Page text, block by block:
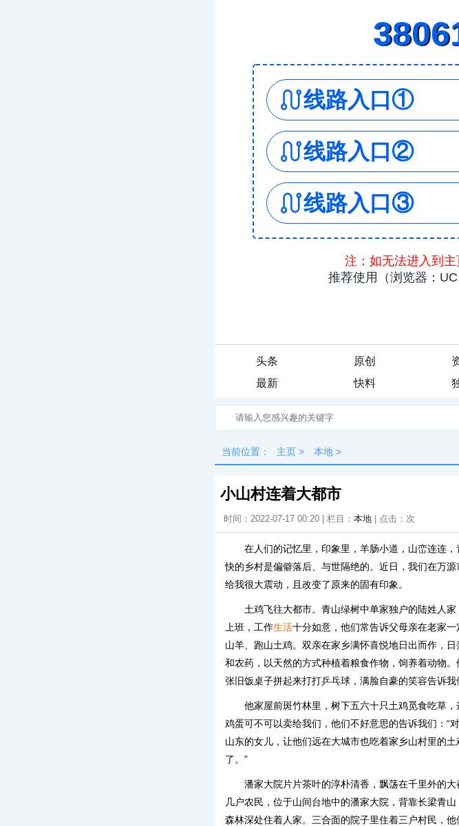
头条 原创
最新
快料
当前位置： 主页 > 本地 >
小山村连着大都市
时间：2022-07-17 00:20 | 栏目： 本地 | 点击： 次
在人们的记忆里，印象里，羊肠小道，山峦连连
快的乡村是偏僻落后、与世隔绝的。近日，我们在万
给我很大震动，且改变了原来的固有印象。
土鸡飞往大都市。青山绿树中单家独户的陆姓人
上班，工作生活十分如意，他们常告诉父母亲在老家
山羊、跑山土鸡。双亲在家乡满怀喜悦地日出而作，
和农药，以天然的方式种植着粮食作物，饲养着动物
张旧饭桌子拼起来打打乒乓球，满脸自豪的笑容告诉我
他家屋前斑竹林里，树下五六十只土鸡觅食吃草
鸡蛋可不可以卖给我们，他们不好意思的告诉我们：“
山东的女儿，让他们远在大城市也吃着家乡山村里的
了。”
潘家大院片片茶叶的淳朴清香，飘荡在千里外的
几户农民，位于山间台地中的潘家大院，背靠长梁青
森林深处住着人家。三合面的院子里住着三户村民，他